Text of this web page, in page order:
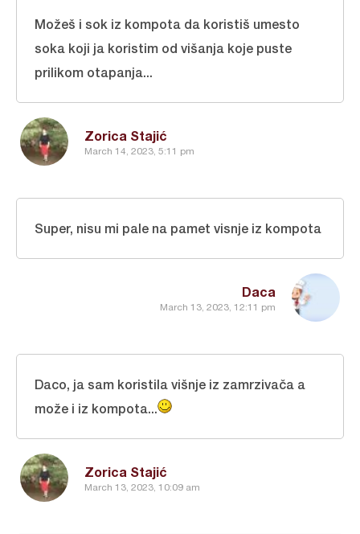
Zorica Stajić
March 14, 2023, 5:11 pm
Možeš i sok iz kompota da koristiš umesto
soka koji ja koristim od višanja koje puste
prilikom otapanja...
Daca
March 13, 2023, 12:11 pm
Super, nisu mi pale na pamet visnje iz kompota
Zorica Stajić
March 13, 2023, 10:09 am
Daco, ja sam koristila višnje iz zamrzivača a
može i iz kompota...